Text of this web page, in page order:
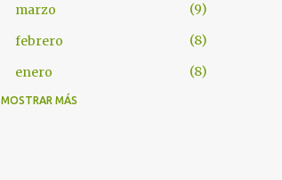
marzo
9
febrero
8
enero
8
2025
MOSTRAR MÁS